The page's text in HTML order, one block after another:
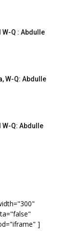
W-Q : Abdulle
W-Q: Abdulle
W-Q: Abdulle
]